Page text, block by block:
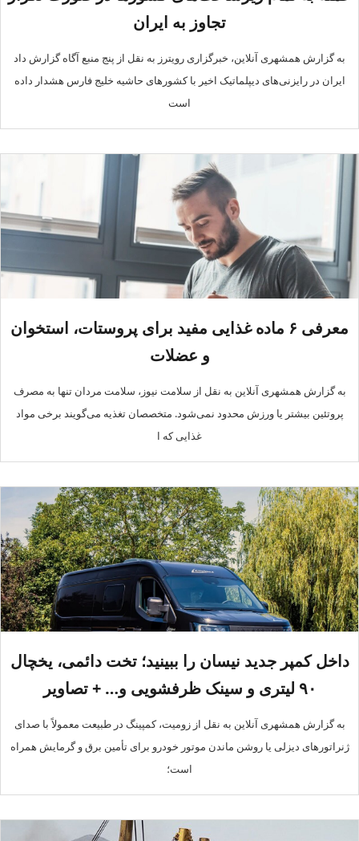
تجاوز به ایران
به گزارش همشهری آنلاین، خبرگزاری رویترز به نقل از پنج منبع آگاه گزارش داد
ایران در رایزنی‌های دیپلماتیک اخیر با کشورهای حاشیه خلیج فارس هشدار داده
است
معرفی ۶ ماده غذایی مفید برای پروستات، استخوان
و عضلات
به گزارش همشهری آنلاین به نقل از سلامت نیوز، سلامت مردان تنها به مصرف
پروتئین بیشتر یا ورزش محدود نمی‌شود. متخصصان تغذیه می‌گویند برخی مواد
غذایی که ا
داخل کمپر جدید نیسان را ببینید؛ تخت دائمی، یخچال
۹۰ لیتری و سینک ظرفشویی و… + تصاویر
به گزارش همشهری آنلاین به نقل از زومیت، کمپینگ در طبیعت معمولاً با صدای
ژنراتورهای دیزلی یا روشن ماندن موتور خودرو برای تأمین برق و گرمایش همراه
است؛